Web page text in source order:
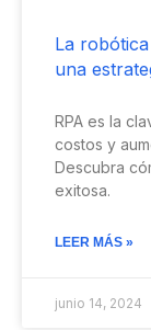
La
una
RPA es la
costos y
Descubra
exitosa.
LEER MÁS »
junio 14, 2024